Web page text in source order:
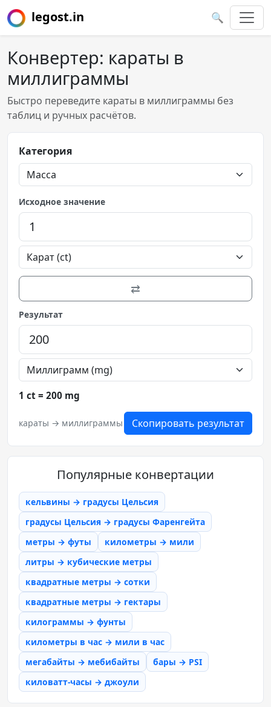
legost.in 🔍
Конвертер: караты в
миллиграммы
Быстро переведите караты в миллиграммы без
таблиц и ручных расчётов.
Категория
Исходное значение
⇄
Результат
1 ct = 200 mg
караты → миллиграммы Скопировать результат
Популярные конвертации
кельвины → градусы Цельсия
градусы Цельсия → градусы Фаренгейта
метры → футы
километры → мили
литры → кубические метры
квадратные метры → сотки
квадратные метры → гектары
килограммы → фунты
километры в час → мили в час
мегабайты → мебибайты
бары → PSI
киловатт-часы → джоули